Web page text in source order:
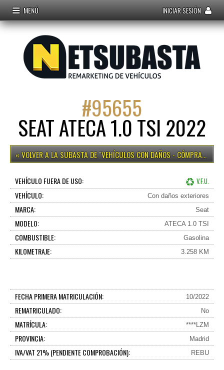
MENÚ INICIAR SESIÓN
#95655
SEAT ATECA 1.0 TSI 2022
VEHÍCULOS CON DAÑOS - CÓMPRALO YA
VEHÍCULO FUERA DE USO: V.F.U.
VEHÍCULO: Con daños exteriores
MARCA: Seat
MODELO: ATECA 1.0 TSI
COMBUSTIBLE: Gasolina
KILOMETRAJE: 3.258 KM
FECHA PRIMERA MATRICULACIÓN: 10/2022
REMATRICULADO: No
MATRÍCULA: ****LZM
PROVINCIA: Madrid
IVA/VAT 21% (PENDIENTE COMPROBACIÓN): REBU